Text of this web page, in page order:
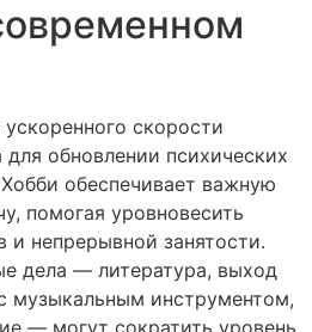
скорости
обновлении психических
обеспечивает важную
помогая уровновесить
и непрерывной занятости.
дела — литература, выход
музыкальным инструментом,